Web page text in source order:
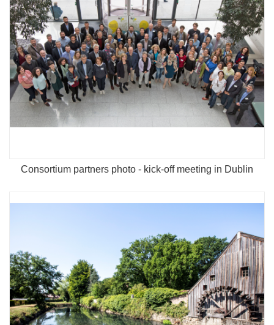
Consortium partners photo - kick-off meeting in Dublin